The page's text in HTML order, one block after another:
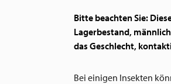
Bitte beachten Sie:
Lagerbestand,
das Geschlecht,
Bei einigen Insekten